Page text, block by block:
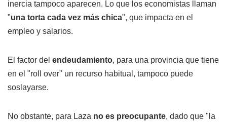
inercia tampoco aparecen. Lo que los economistas llaman
"una torta cada vez más chica", que impacta en el
empleo y salarios.
El factor del endeudamiento, para una provincia que tiene
en el "roll over" un recurso habitual, tampoco puede
soslayarse.
No obstante, para Laza no es preocupante, dado que "la